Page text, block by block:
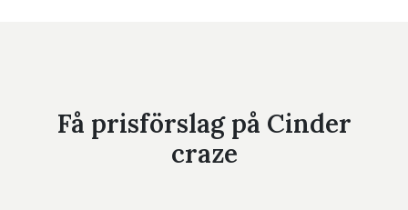
Få prisförslag på Cinder
craze